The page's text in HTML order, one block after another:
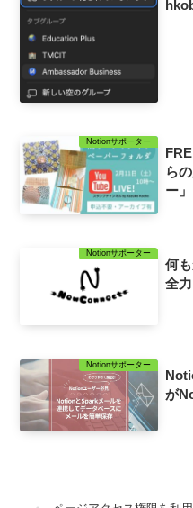
Notionサポーター
ら
ー」
Notionサポーター
何
全
Notionサポーター
が